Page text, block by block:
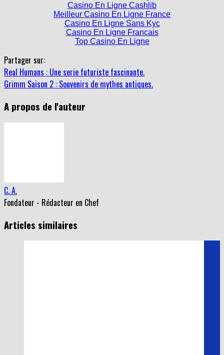
Casino En Ligne Sans Kyc
Casino En Ligne Francais
Top Casino En Ligne
Real Humans : Une serie futuriste fascinante.
Grimm Saison 2 : Souvenirs de mythes antiques.
A propos de l'auteur
Fondateur - Rédacteur en Chef
Articles similaires